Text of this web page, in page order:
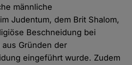
männliche
Judentum, dem Brit Shalom,
Beschneidung bei
Gründen der
eingeführt wurde. Zudem